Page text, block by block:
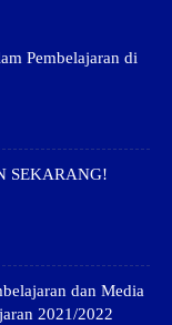
Pembelajaran di
SEKARANG!
dan Media
2021/2022